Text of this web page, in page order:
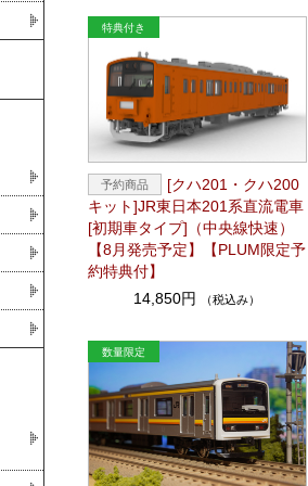
[クハ201・クハ200
キット]JR東日本201系直流電車
[初期車タイプ]（中央線快速）
【8月発売予定】【PLUM限定予
約特典付】
14,850円
（税込み）